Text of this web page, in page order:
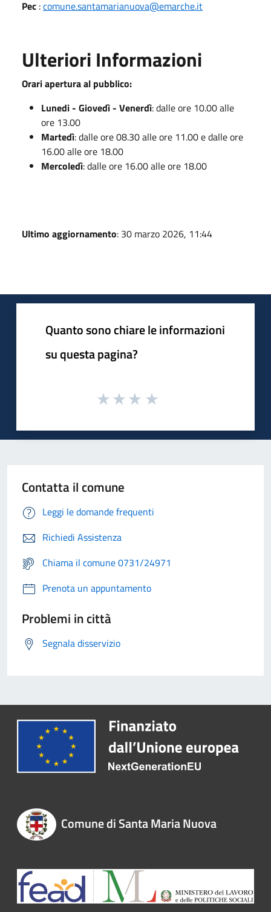
Pec :comune.santamarianuova@emarche.it
Ulteriori Informazioni
Orari apertura al pubblico:
Lunedi - Giovedì - Venerdì: dalle ore 10.00 alle
ore 13.00
Martedì: dalle ore 08.30 alle ore 11.00 e dalle ore
16.00 alle ore 18.00
Mercoledì: dalle ore 16.00 alle ore 18.00
Ultimo aggiornamento: 30 marzo 2026, 11:44
Quanto sono chiare le informazioni
su questa pagina?
Contatta il comune
Leggi le domande frequenti
Richiedi Assistenza
Chiama il comune 0731/24971
Prenota un appuntamento
Problemi in città
Segnala disservizio
Comune di Santa Maria Nuova